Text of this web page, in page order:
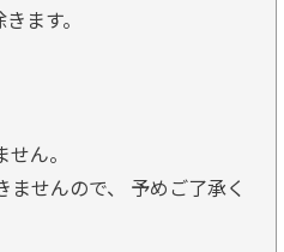
ます。
ん。
ませんので、 予めご了承く